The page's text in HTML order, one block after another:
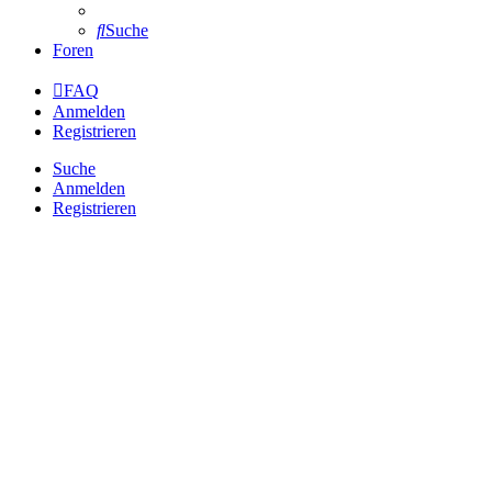
Suche
Foren
FAQ
Anmelden
Registrieren
Suche
Anmelden
Registrieren